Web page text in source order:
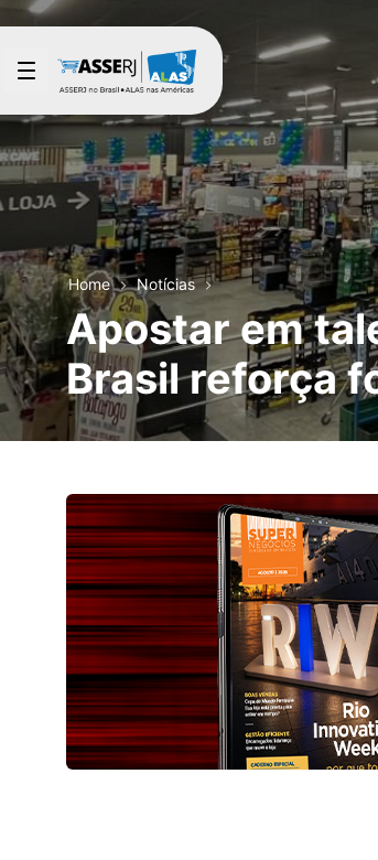
Pular para o Conteúdo principal
Home Notícias
Apostar em
Brasil reforça